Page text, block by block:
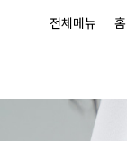
전체메뉴 홈